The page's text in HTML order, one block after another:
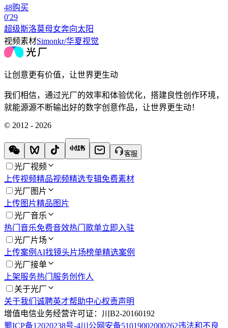
48购买
0'29
超级斯洛莫母女奔向太阳
视频素材Simonkr/华夏视觉
让创意更有价值，让世界更生动
我们相信，通过光厂的效率和体验优化，搭建良性创作环境，
就能源源不断输出好的数字创意作品，让世界更生动！
© 2012 - 2026
客服
光厂视频
上传视频精品视频精选专辑免费素材
光厂图片
上传图片精品图片
光厂音乐
热门音乐免费音效热门歌单立即入驻
光厂片场
上传案例 AI找镜头片场榜单精选案例
光厂接单
上架服务热门服务创作人
关于光厂
关于我们 诚聘英才帮助中心权责声明
增值电信业务经营许可证：川B2-20160192
蜀ICP备12020238号-4川公网安备51019002000262违法和不良